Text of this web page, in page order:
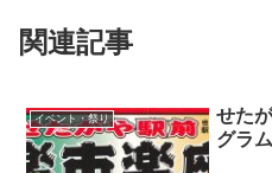
関連記事
イベント・祭り
せた
グラム